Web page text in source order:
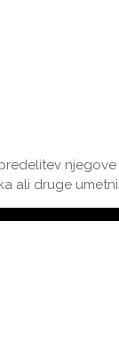
ali druge